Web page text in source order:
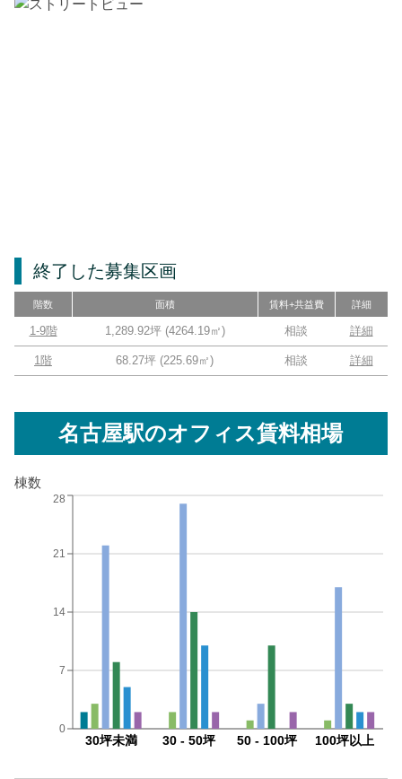
終了した募集区画
階数 面積 賃料+共益費 詳細
1-9階 1,289.92坪 (4264.19㎡) 相談 詳細
1階 68.27坪 (225.69㎡) 相談 詳細
名古屋駅のオフィス賃料相場
棟数
30坪未満 30 - 50坪 50 - 100坪 100坪以上
0
7
14
21
28